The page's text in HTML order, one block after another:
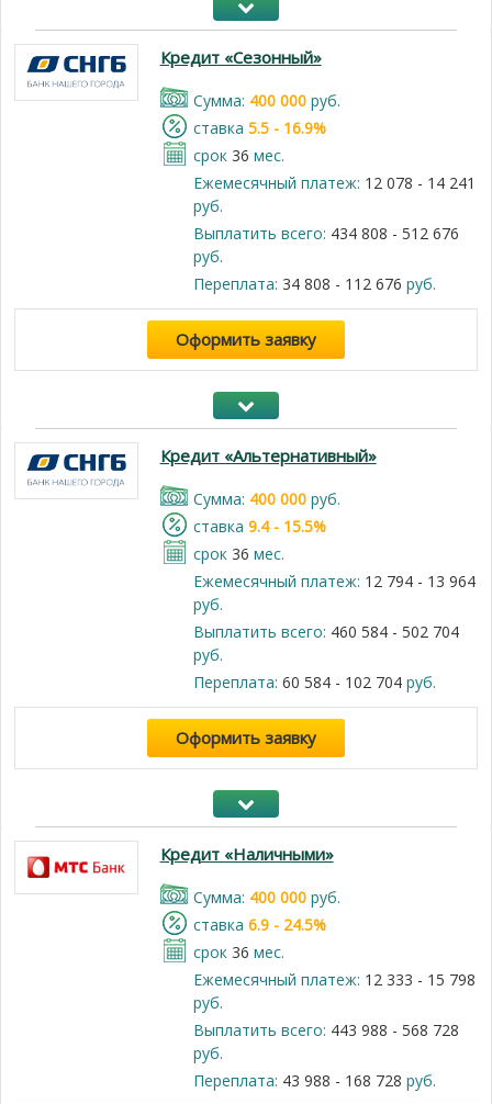
Кредит «Сезонный»
Cумма: 400 000руб.
cтавка 5.5 - 16.9%
срок 36 мес.
Ежемесячный платеж: 12 078 - 14 241
руб.
Выплатить всего: 434 808 - 512 676
руб.
Переплата: 34 808 - 112 676 руб.
Оформить заявку
Кредит «Альтернативный»
Cумма: 400 000руб.
cтавка 9.4 - 15.5%
срок 36 мес.
Ежемесячный платеж: 12 794 - 13 964
руб.
Выплатить всего: 460 584 - 502 704
руб.
Переплата: 60 584 - 102 704руб.
Оформить заявку
Кредит «Наличными»
Cумма: 400 000руб.
cтавка 6.9 - 24.5%
срок 36 мес.
Ежемесячный платеж: 12 333 - 15 798
руб.
Выплатить всего: 443 988 - 568 728
руб.
Переплата: 43 988 - 168 728 руб.